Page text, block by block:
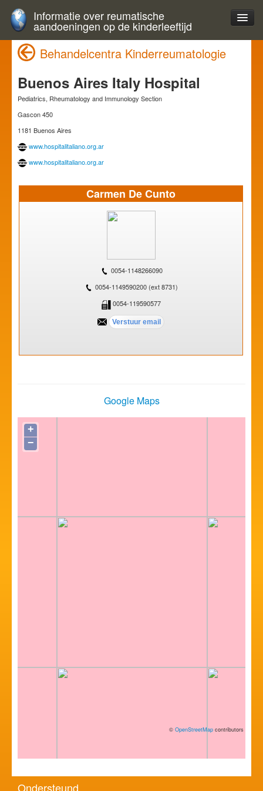
Informatie over reumatische
aandoeningen op de kinderleeftijd
Behandelcentra Kinderreumatologie
Buenos Aires Italy Hospital
Pediatrics, Rheumatology and Immunology Section
Gascon 450
1181 Buenos Aires
www.hospitalitaliano.org.ar
www.hospitalitaliano.org.ar
Carmen De Cunto
0054-1148266090
0054-1149590200 (ext 8731)
0054-119590577
Google Maps
+
−
© OpenStreetMap contributors
Ondersteund